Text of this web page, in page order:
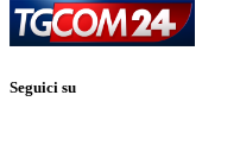
Seguici su